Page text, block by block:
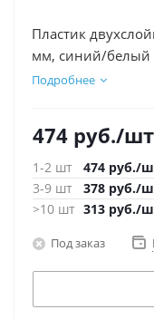
Пластик
мм, синий/белый
Подробнее
474 руб./шт
1-2 шт 474 руб./
3-9 шт
378 руб./
>10 шт 313 руб./
Под заказ